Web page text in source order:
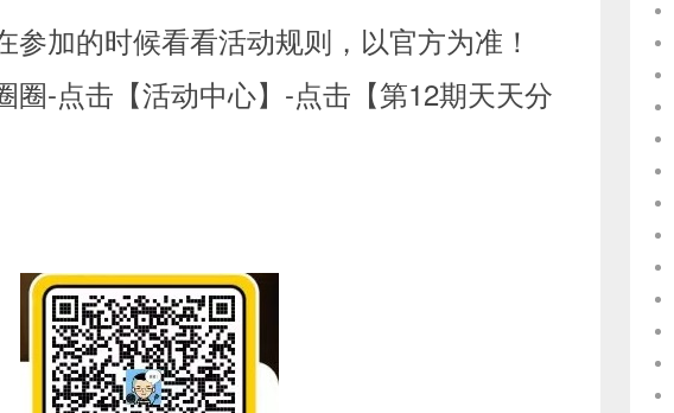
参加的时候看看活动规则，以官方为准！
圈-点击【活动中心】-点击【第12期天天分